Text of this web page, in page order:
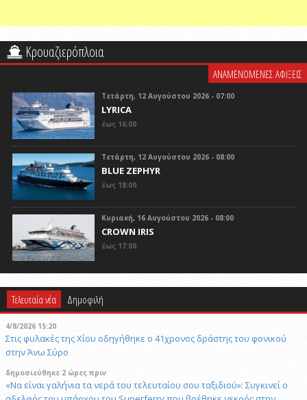
Κρουαζιερόπλοια
ΑΝΑΜΕΝΟΜΕΝΕΣ ΑΦΙΞΕΙΣ
Τετάρτη, 12 Αυγούστου 2026 - 07:00
LYRICA
έως 16:00
Τετάρτη, 12 Αυγούστου 2026 - 08:00
BLUE ZEPHYR
έως 18:00
Κυριακή, 16 Αυγούστου 2026 - 08:00
CROWN IRIS
έως 17:00
Τελευταία νέα Δημοφιλή
4/8/2026 15:20
Στις φυλακές της Χίου οδηγήθηκε ο 41χρονος δράστης του φονικού
στην Άνω Σύρο
δημοσιεύθηκε 2 ώρες πριν
«Να είναι γαλήνια τα νερά του τελευταίου σου ταξιδιού»: Συγκινεί ο